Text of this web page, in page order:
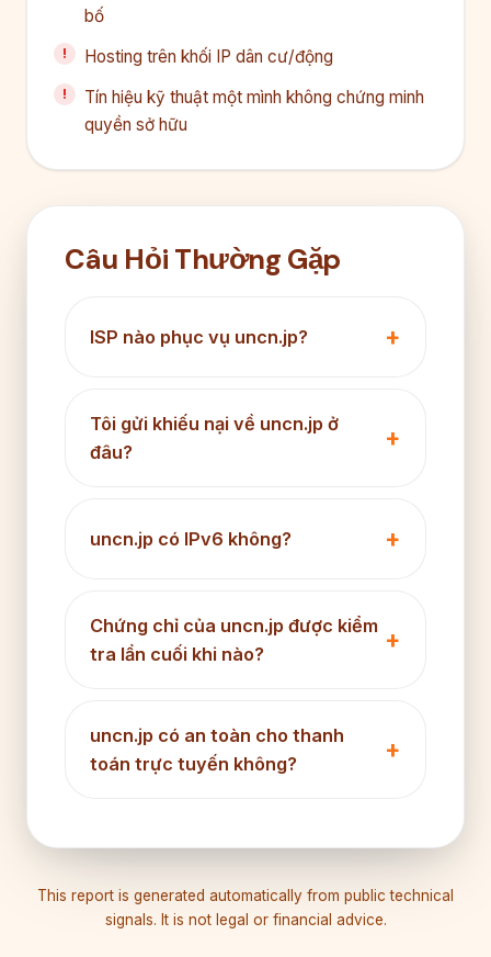
bố
Hosting trên khối IP dân cư/động
Tín hiệu kỹ thuật một mình không chứng minh
quyền sở hữu
Câu Hỏi Thường Gặp
ISP nào phục vụ uncn.jp?
Tôi gửi khiếu nại về uncn.jp ở
đâu?
uncn.jp có IPv6 không?
Chứng chỉ của uncn.jp được kiểm
tra lần cuối khi nào?
uncn.jp có an toàn cho thanh
toán trực tuyến không?
This report is generated automatically from public technical
signals. It is not legal or financial advice.